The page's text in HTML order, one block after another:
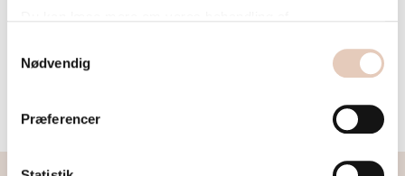
Nødvendig
Præferencer
Del meget gerne din udgave af den strikkede model på